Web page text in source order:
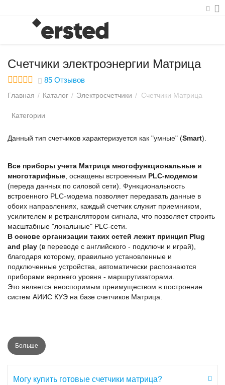
Счетчики электроэнергии Матрица
85 Отзывов
Главная / Каталог / Электросчетчики / Счетчики Матрица
Категории
Данный тип счетчиков характеризуется как "умные" (Smart).
Все приборы учета Матрица многофункциональные и
многотарифные , оснащены встроенным PLC-модемом
(переда данных по силовой сети). Функциональность
встроенного PLC-модема позволяет передавать данные в
обоих направлениях, каждый счетчик служит приемником,
усилителем и ретранслятором сигнала, что позволяет строить
масштабные "локальные" PLC-сети.
В основе организации таких сетей лежит принцип Plug
and play (в переводе с английского - подключи и играй),
благодаря которому, правильно установленные и
подключенные устройства, автоматически распознаются
приборами верхнего уровня - маршрутизаторами.
Это является неоспоримым преимуществом в построение
систем АИИС КУЭ на базе счетчиков Матрица.
Классификации счетчиков Матрица
Представлен несколькими поколениями, постоянно
совершенствуемой линейки умных счетчиков.
Больше
Могу купить готовые счетчики матрица?